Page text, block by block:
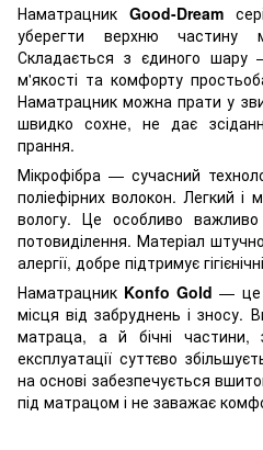
Наматрацник Good-Dream
уберегти верхню частину
Складається з єдиного шару
м'якості та комфорту
Наматрацник можна прати у
швидко сохне, не дає
прання.
Мікрофібра — сучасний
поліефірних волокон. Легкий і
вологу. Це особливо
потовиділення. Матеріал
алергії, добре підтримує
Наматрацник Konfo Gold — це
місця від забруднень і зносу.
матраца, а й бічні частини,
експлуатації суттєво
на основі забезпечується
під матрацом і не заважає